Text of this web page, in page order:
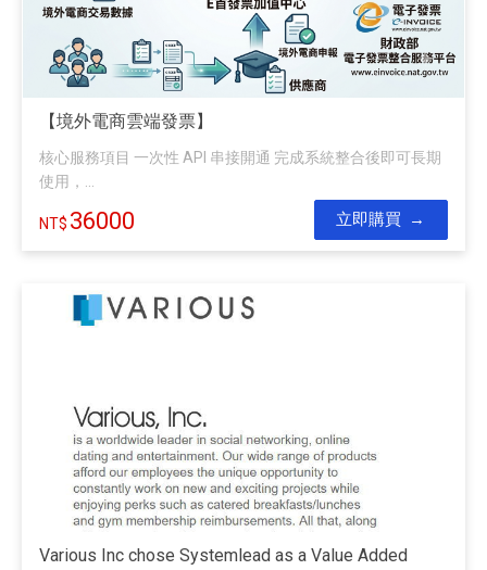
【境外電商雲端發票】
核心服務項目 一次性 API 串接開通 完成系統整合後即可長期
使用，...
36000 立即購買
Various Inc chose Systemlead as a Value Added